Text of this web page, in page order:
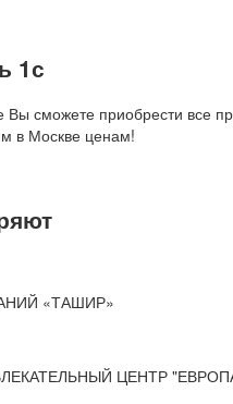
1с
сможете приобрести все
в Москве ценам!
«ТАШИР»
ЦЕНТР